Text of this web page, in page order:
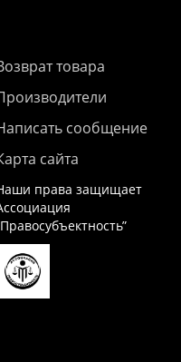
товара
сообщение
сайта
права защищает